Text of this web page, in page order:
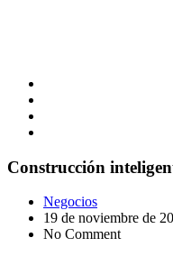
Construcción
Negocios
19 de noviembre de
No Comment